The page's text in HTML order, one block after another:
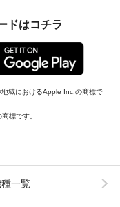
ドはコチラ
域におけるApple Inc.の商標で
標です。
一覧